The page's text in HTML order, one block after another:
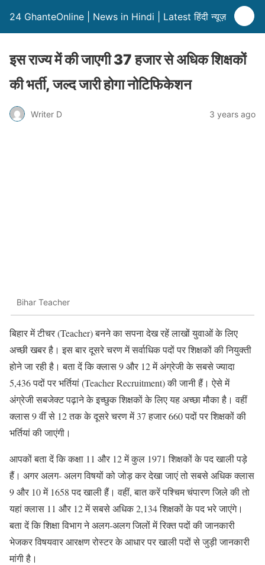
24 GhanteOnline | News in Hindi | Latest हिंदी न्यूज़
इस राज्य में की जाएगी 37 हजार से अधिक शिक्षकों
की भर्ती, जल्द जारी होगा नोटिफिकेशन
Writer D 3 years ago
Bihar Teacher
बिहार में टीचर (Teacher) बनने का सपना देख रहें लाखों युवाओं के लिए
अच्छी खबर है। इस बार दूसरे चरण में सर्वाधिक पदों पर शिक्षकों की नियुक्ती
होने जा रही है। बता दें कि क्लास 9 और 12 में अंग्रेजी के सबसे ज्यादा
5,436 पदों पर भर्तियां (Teacher Recruitment) की जानी हैं। ऐसे में
अंग्रेजी सबजेक्ट पढ़ाने के इच्छुक शिक्षकों के लिए यह अच्छा मौका है। वहीं
क्लास 9 वीं से 12 तक के दूसरे चरण में 37 हजार 660 पदों पर शिक्षकों की
भर्तियां की जाएंगी।
आपकों बता दें कि कक्षा 11 और 12 में कुल 1971 शिक्षकों के पद खाली पड़े
हैं। अगर अलग- अलग विषयों को जोड़ कर देखा जाएं तो सबसे अधिक क्लास
9 और 10 में 1658 पद खाली हैं। वहीं, बात करें पश्चिम चंपारण जिले की तो
यहां क्लास 11 और 12 में सबसे अधिक 2,134 शिक्षकों के पद भरे जाएंगे।
बता दें कि शिक्षा विभाग ने अलग-अलग जिलों में रिक्त पदों की जानकारी
भेजकर विषयवार आरक्षण रोस्टर के आधार पर खाली पदों से जुड़ी जानकारी
मांगी है।